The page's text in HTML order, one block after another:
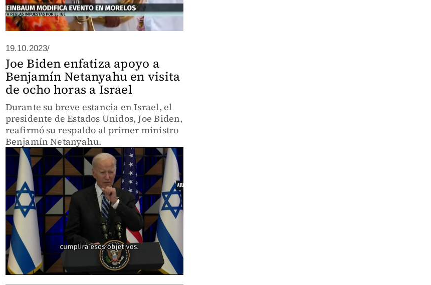
19.10.2023/
Joe Biden enfatiza apoyo a
Benjamín Netanyahu en visita
de ocho horas a Israel
Durante su breve estancia en Israel, el
presidente de Estados Unidos, Joe Biden,
reafirmó su respaldo al primer ministro
Benjamín Netanyahu.